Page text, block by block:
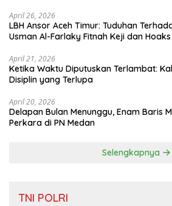
April 26, 2026
LBH Ansor Aceh Timur: Tuduhan
Usman Al-Farlaky Fitnah Keji dan Hoaks
April 21, 2026
Ketika Waktu Diputuskan Terlambat:
Disiplin yang Terlupa
April 20, 2026
Delapan Bulan Menunggu, Enam Baris
Perkara di PN Medan
Selengkapnya
TNI POLRI